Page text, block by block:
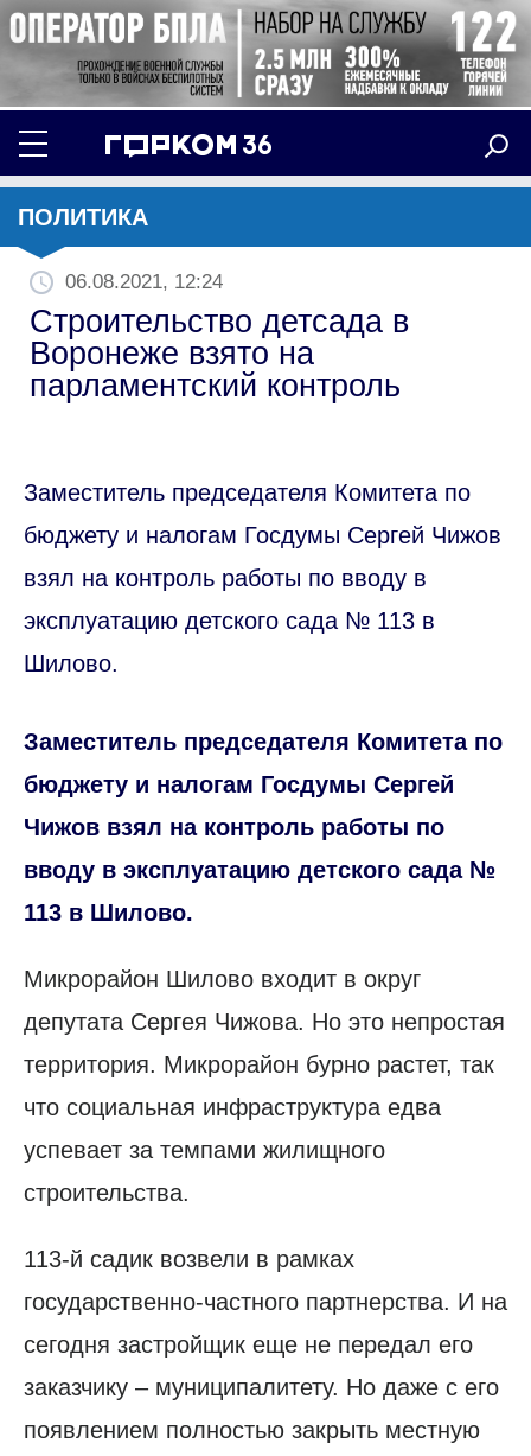
ПОЛИТИКА
06.08.2021, 12:24
Строительство детсада в
Воронеже взято на
парламентский контроль
Заместитель председателя Комитета по
бюджету и налогам Госдумы Сергей Чижов
взял на контроль работы по вводу в
эксплуатацию детского сада № 113 в
Шилово.
Заместитель председателя Комитета по
бюджету и налогам Госдумы Сергей
Чижов взял на контроль работы по
вводу в эксплуатацию детского сада №
113 в Шилово.
Микрорайон Шилово входит в округ
депутата Сергея Чижова. Но это непростая
территория. Микрорайон бурно растет, так
что социальная инфраструктура едва
успевает за темпами жилищного
строительства.
113-й садик возвели в рамках
государственно-частного партнерства. И на
сегодня застройщик еще не передал его
заказчику – муниципалитету. Но даже с его
появлением полностью закрыть местную